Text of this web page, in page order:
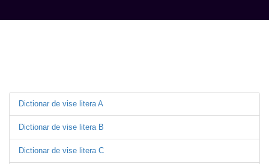
Dictionar de vise litera A
Dictionar de vise litera B
Dictionar de vise litera C